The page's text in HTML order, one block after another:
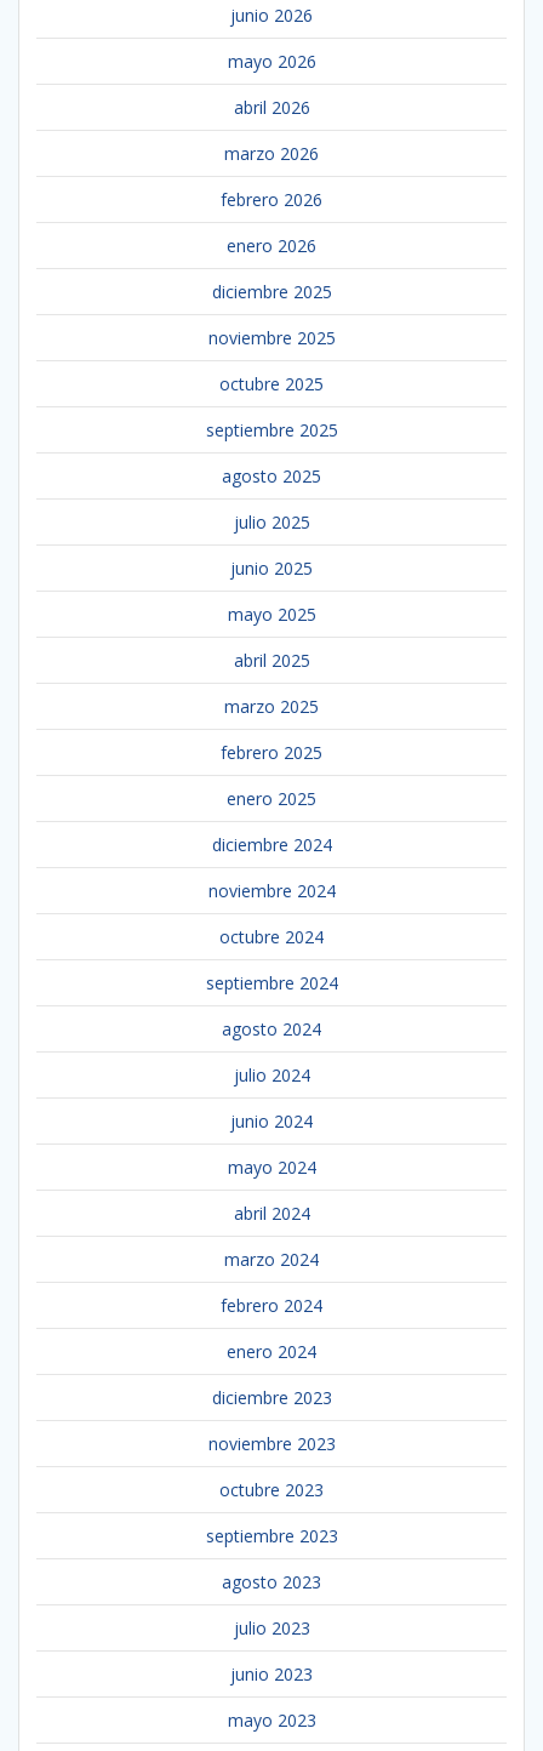
junio 2026
mayo 2026
abril 2026
marzo 2026
febrero 2026
enero 2026
diciembre 2025
noviembre 2025
octubre 2025
septiembre 2025
agosto 2025
julio 2025
junio 2025
mayo 2025
abril 2025
marzo 2025
febrero 2025
enero 2025
diciembre 2024
noviembre 2024
octubre 2024
septiembre 2024
agosto 2024
julio 2024
junio 2024
mayo 2024
abril 2024
marzo 2024
febrero 2024
enero 2024
diciembre 2023
noviembre 2023
octubre 2023
septiembre 2023
agosto 2023
julio 2023
junio 2023
mayo 2023